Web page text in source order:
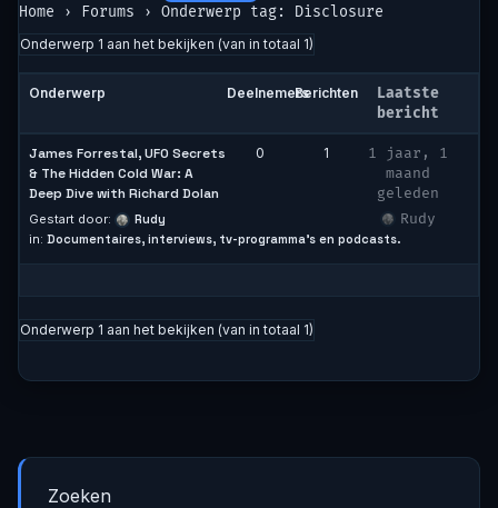
Home › Forums › Onderwerp tag: Disclosure
Onderwerp 1 aan het bekijken (van in totaal 1)
Onderwerp DeelnemersBerichten
Laatste
bericht
James Forrestal, UFO Secrets
& The Hidden Cold War: A
Deep Dive with Richard Dolan
Gestart door:
Rudy
in: Documentaires, interviews, tv-programma’s en podcasts.
0 1
1 jaar, 1
maand
geleden
Rudy
Onderwerp 1 aan het bekijken (van in totaal 1)
Zoeken